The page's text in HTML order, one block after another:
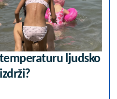
ljudsko